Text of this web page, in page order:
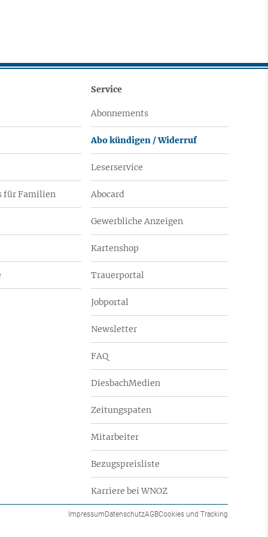
für Familien
Service
Abonnements
Abo kündigen / Widerruf
Leserservice
Abocard
Gewerbliche Anzeigen
Kartenshop
Trauerportal
Jobportal
Newsletter
FAQ
DiesbachMedien
Zeitungspaten
Mitarbeiter
Bezugspreisliste
Karriere bei WNOZ
ImpressumDatenschutzAGBCookies und Tracking